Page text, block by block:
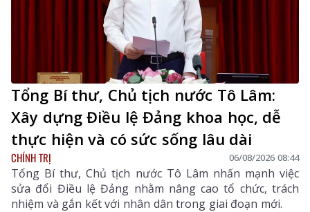
Tổng Bí thư, Chủ tịch nước Tô Lâm:
Xây dựng Điều lệ Đảng khoa học, dễ
thực hiện và có sức sống lâu dài
CHÍNH TRỊ 06/08/2026 08:44
Tổng Bí thư, Chủ tịch nước Tô Lâm nhấn mạnh việc
sửa đổi Điều lệ Đảng nhằm nâng cao tổ chức, trách
nhiệm và gắn kết với nhân dân trong giai đoạn mới.